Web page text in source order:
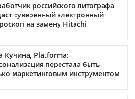
российского литографа
суверенный электронный
на замену Hitachi
Кучина, Platforma:
перестала быть
маркетинговым инструментом